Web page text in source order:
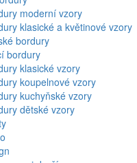
moderní vzory
klasické a květinové vzory
bordury
bordury
klasické vzory
koupelnové vzory
kuchyňské vzory
dětské vzory